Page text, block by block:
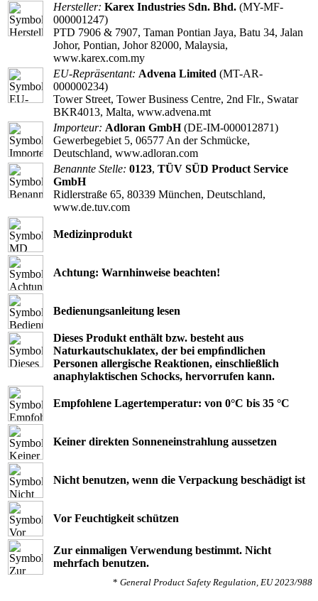
Hersteller: Karex Industries Sdn. Bhd. (MY-MF-
000001247)
PTD 7906 & 7907, Taman Pontian Jaya, Batu 34, Jalan
Johor, Pontian, Johor 82000, Malaysia,
www.karex.com.my
EU-Repräsentant: Advena Limited (MT-AR-
000000234)
Tower Street, Tower Business Centre, 2nd Flr., Swatar
BKR4013, Malta, www.advena.mt
Importeur: Adloran GmbH(DE-IM-000012871)
Gewerbegebiet 5, 06577 An der Schmücke,
Deutschland, www.adloran.com
Benannte Stelle: 0123, TÜV SÜD Product Service
GmbH
Ridlerstraße 65, 80339 München, Deutschland,
www.de.tuv.com
Medizinprodukt
Achtung: Warnhinweise beachten!
Bedienungsanleitung lesen
Dieses Produkt enthält bzw. besteht aus
Naturkautschuklatex, der bei empﬁndlichen
Personen allergische Reaktionen, einschließlich
anaphylaktischen Schocks, hervorrufen kann.
Empfohlene Lagertemperatur: von 0°C bis 35 °C
Keiner direkten Sonneneinstrahlung aussetzen
Nicht benutzen, wenn die Verpackung beschädigt ist
Vor Feuchtigkeit schützen
Zur einmaligen Verwendung bestimmt. Nicht
mehrfach benutzen.
* General Product Safety Regulation, EU 2023/988